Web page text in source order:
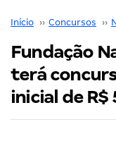
Início ›› Concursos ››
Fundação
terá
inicial de R$